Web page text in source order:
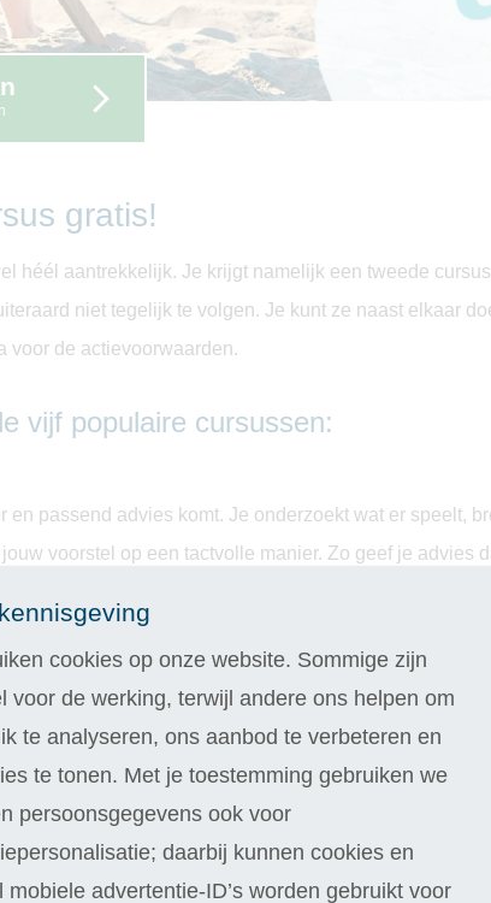
gratis!
héél aantrekkelijk. Je krijgt namelijk een tweede
niet tegelijk te volgen. Je kunt ze naast elkaar
voor de actievoorwaarden.
vijf populaire cursussen:
en passend advies komt. Je onderzoekt wat er speelt,
voorstel op een tactvolle manier. Zo geef je advies
en waarom we doen wat we doen. Een ideale
ontwikkeling.
cookies op onze website. Sommige zijn
voor de werking, terwijl andere ons helpen om
te analyseren, ons aanbod te verbeteren en
te tonen. Met je toestemming gebruiken we
persoonsgegevens ook voor
daarbij kunnen cookies en
mobiele advertentie-ID’s worden gebruikt voor